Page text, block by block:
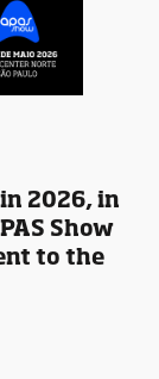
2026, in
Show
to the